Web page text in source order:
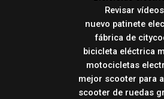
Revisar vídeos
nuevo patinete
fábrica de
bicicleta eléctrica
motocicletas
mejor scooter para
scooter de ruedas